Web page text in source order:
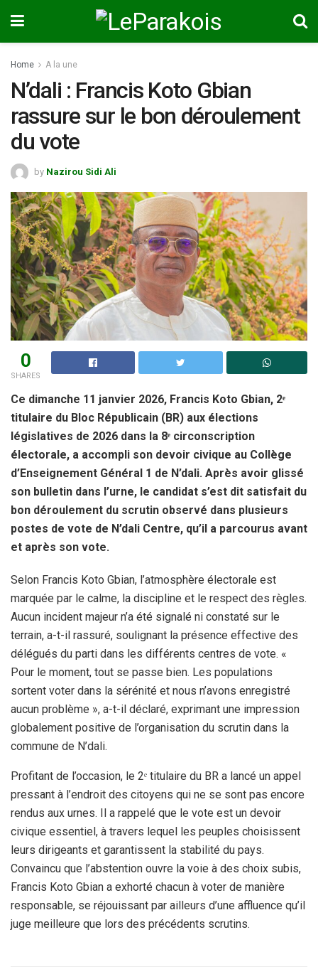
Home A la une
N’dali : Francis Koto Gbian
rassure sur le bon déroulement
du vote
by Nazirou Sidi Ali
0
SHARES
Ce dimanche 11 janvier 2026, Francis Koto Gbian, 2ᵉ
titulaire du Bloc Républicain (BR) aux élections
législatives de 2026 dans la 8ᵉ circonscription
électorale, a accompli son devoir civique au Collège
d’Enseignement Général 1 de N’dali. Après avoir glissé
son bulletin dans l’urne, le candidat s’est dit satisfait du
bon déroulement du scrutin observé dans plusieurs
postes de vote de N’dali Centre, qu’il a parcourus avant
et après son vote.
Selon Francis Koto Gbian, l’atmosphère électorale est
marquée par le calme, la discipline et le respect des règles.
Aucun incident majeur n’a été signalé ni constaté sur le
terrain, a-t-il rassuré, soulignant la présence effective des
délégués du parti dans les différents centres de vote. «
Pour le moment, tout se passe bien. Les populations
sortent voter dans la sérénité et nous n’avons enregistré
aucun problème », a-t-il déclaré, exprimant une impression
globalement positive de l’organisation du scrutin dans la
commune de N’dali.
Profitant de l’occasion, le 2ᵉ titulaire du BR a lancé un appel
pressant à l’endroit des citoyens qui ne se sont pas encore
rendus aux urnes. Il a rappelé que le vote est un devoir
civique essentiel, à travers lequel les peuples choisissent
leurs dirigeants et garantissent la stabilité du pays.
Convaincu que l’abstention ouvre la voie à des choix subis,
Francis Koto Gbian a exhorté chacun à voter de manière
responsable, se réjouissant par ailleurs d’une affluence qu’il
juge meilleure que lors des précédents scrutins.